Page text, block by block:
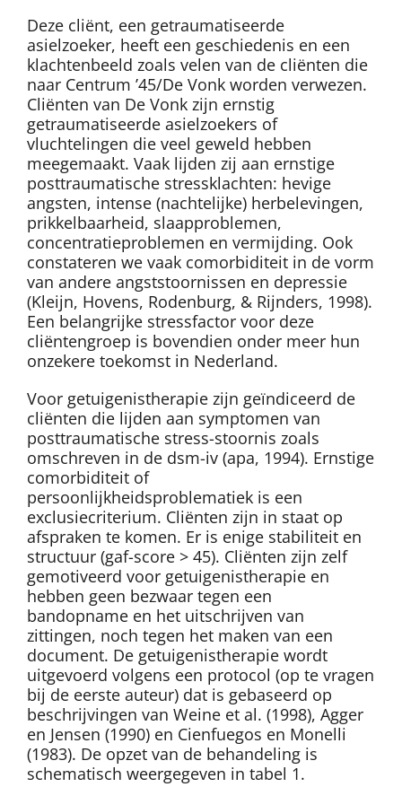
Deze cliënt, een getraumatiseerde
asielzoeker, heeft een geschiedenis en een
klachtenbeeld zoals velen van de cliënten die
naar Centrum ’45/De Vonk worden verwezen.
Cliënten van De Vonk zijn ernstig
getraumatiseerde asielzoekers of
vluchtelingen die veel geweld hebben
meegemaakt. Vaak lijden zij aan ernstige
posttraumatische stressklachten: hevige
angsten, intense (nachtelijke) herbelevingen,
prikkelbaarheid, slaapproblemen,
concentratieproblemen en vermijding. Ook
constateren we vaak comorbiditeit in de vorm
van andere angststoornissen en depressie
(Kleijn, Hovens, Rodenburg, & Rijnders, 1998).
Een belangrijke stressfactor voor deze
cliëntengroep is bovendien onder meer hun
onzekere toekomst in Nederland.
Voor getuigenistherapie zijn geïndiceerd de
cliënten die lijden aan symptomen van
posttraumatische stress-stoornis zoals
omschreven in de dsm-iv (apa, 1994). Ernstige
comorbiditeit of
persoonlijkheidsproblematiek is een
exclusiecriterium. Cliënten zijn in staat op
afspraken te komen. Er is enige stabiliteit en
structuur (gaf-score > 45). Cliënten zijn zelf
gemotiveerd voor getuigenistherapie en
hebben geen bezwaar tegen een
bandopname en het uitschrijven van
zittingen, noch tegen het maken van een
document. De getuigenistherapie wordt
uitgevoerd volgens een protocol (op te vragen
bij de eerste auteur) dat is gebaseerd op
beschrijvingen van Weine et al. (1998), Agger
en Jensen (1990) en Cienfuegos en Monelli
(1983). De opzet van de behandeling is
schematisch weergegeven in tabel 1.